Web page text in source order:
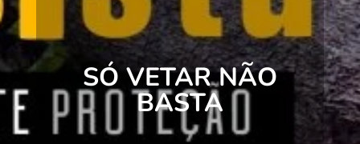
SÓ VETAR NÃO
BASTA